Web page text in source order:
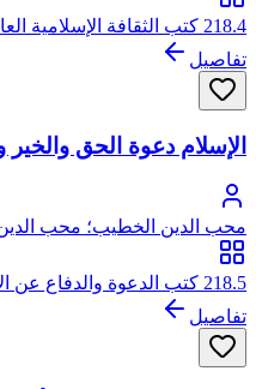
218.4 كتب الثقافة الإسلامية العامة
تفاصيل
الإسلام دعوة الحق
محب الدين الخطيب؛ محب الدين
بن صالح الخطيب، يتصل نسبه
218.5 كتب الدعوة والدفاع عن الإسلام
تفاصيل